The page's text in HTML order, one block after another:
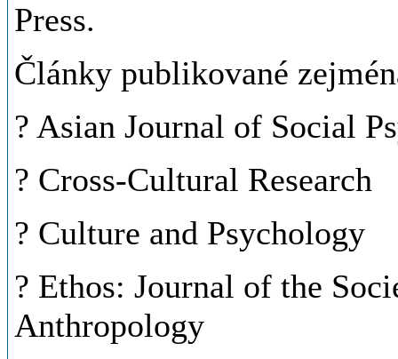
Press.
Články publikované
? Asian Journal of Social
? Cross-Cultural Research
? Culture and Psychology
? Ethos: Journal of the
Anthropology